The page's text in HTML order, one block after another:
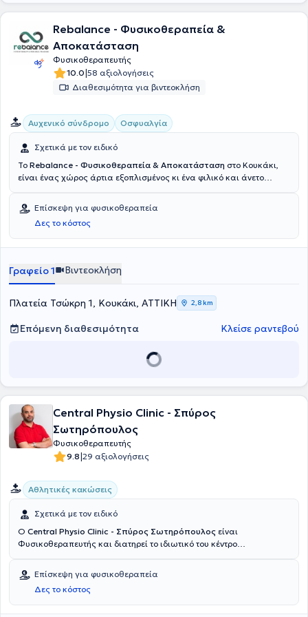
Rebalance - Φυσικοθεραπεία &
Αποκατάσταση
Φυσικοθεραπευτής
10.0|58 αξιολογήσεις
Διαθεσιμότητα για βιντεοκλήση
Αυχενικό σύνδρομο Οσφυαλγία
Σχετικά με τον ειδικό
Το Rebalance - Φυσικοθεραπεία & Αποκατάσταση στο Κουκάκι,
είναι ένας χώρος άρτια εξοπλισμένος κι ένα φιλικό και άνετο
φιλική προσέγγιση σε όλων των ειδών τα μυοσκελετικά,
νευρολογικά και αναπνευστικά προβλήματα. Μέσω μιας ολιστικής
προσέγγισης και με εξατομικευμένα προγράμματα που
συναρτώνται με τις ανάγκες του εκάστοτε ασθενούς, οι Υπεύθυνοι
Συνεργάτες τους, εξασφαλίζουν την ταχύτερη και πλήρη
αποκατάσταση. Η συνεχής τους ενημέρωση για τις καινοτόμες
αποτελεί συστατικό της επιτυχίας αλλά και όρο για την
διασφάλιση της παροχής άριστων υπηρεσιών. Στο Κέντρο
παρέχονται, εκτός από την Αξιολόγηση και την Φυσικοθεραπευτική
μαθήματα Yoga και Pilates σε μικρά γκρουπ 3-6 ατόμων, αλλά και
Διατροφολογικές - Διαιτολογικές συμβουλές.
Επίσκεψη για φυσικοθεραπεία
Δες το κόστος
Γραφείο 1 Βιντεοκλήση
Πλατεία Τσώκρη 1, Κουκάκι, ΑΤΤΙΚΗ 2,8 km
Επόμενη διαθεσιμότητα Κλείσε ραντεβού
Central Physio Clinic - Σπύρος
Σωτηρόπουλος
Φυσικοθεραπευτής
9.8|29 αξιολογήσεις
Αθλητικές κακώσεις
Σχετικά με τον ειδικό
Ο Central Physio Clinic - Σπύρος Σωτηρόπουλος είναι
Φυσικοθεραπευτής και διατηρεί το ιδιωτικό του κέντρο
από τη Σχολή Επαγγελμάτων Υγείας και Πρόνοιας του ΑΤΕΙ Αθήνας,
κάτοχος μεταπτυχιακού τίτλου σπουδών στη Φυσικοθεραπεία από
Φυσικοθεραπείας του Πανεπιστημίου Δυτικής Αττικής. Έχει
Επίσκεψη για φυσικοθεραπεία
Δες το κόστος